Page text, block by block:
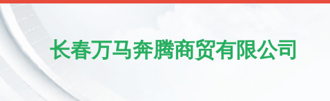
长春万马奔腾商贸有限公司